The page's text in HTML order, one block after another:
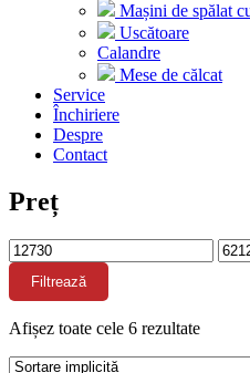
Mașini de spălat
Uscătoare
Calandre
Mese de călcat
Service
Închiriere
Despre
Contact
Preț
Preț
minim
Preț
Filtrează
Afișez toate cele 6 rezultate